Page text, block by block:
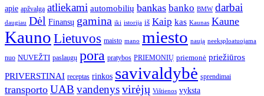
apie apžvalga atliekami automobilių bankas banko BMW darbai
daugiau Dėl Finansų gamina iki istorija iš Kaip kas Kaunas Kaune
KaunoLietuvos maisto mano miesto naują neeksploatuojama
nuo NUVEŽTI paslaugų pora pratybos PRIEMONIŲ priemonė priežiūros
PRIVERSTINAI receptas rinkos savivaldybė sprendimai
transporto UAB vandenysvirėjų Vištienos vyksta